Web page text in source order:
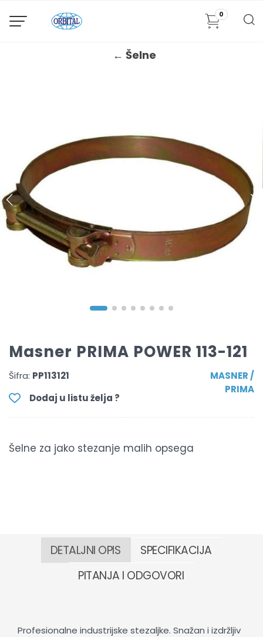
0
← Šelne
Masner PRIMA POWER 113-121
Šifra: PP113121
Dodaj u listu želja ?
MASNER /
PRIMA
Šelne za jako stezanje malih opsega
DETALJNI OPIS
SPECIFIKACIJA
PITANJA I ODGOVORI
Profesionalne industrijske stezaljke. Snažan i izdržljiv